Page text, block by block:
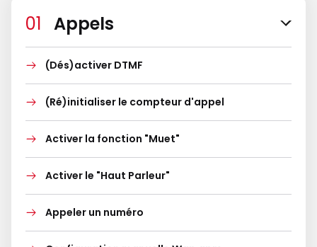
Appels
(Dés)activer DTMF
(Ré)initialiser le compteur d'appel
Activer la fonction "Muet"
Activer le "Haut Parleur"
Appeler un numéro